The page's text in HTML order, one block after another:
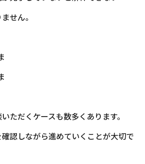
せん。
ただくケースも数多くあります。
認しながら進めていくことが大切で